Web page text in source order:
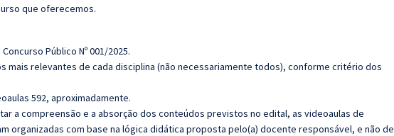
que oferecemos.
Público Nº 001/2025.
mais relevantes de cada disciplina (não necessariamente todos), conforme critério dos
592, aproximadamente.
a compreensão e a absorção dos conteúdos previstos no edital, as videoaulas de
organizadas com base na lógica didática proposta pelo(a) docente responsável, e não de